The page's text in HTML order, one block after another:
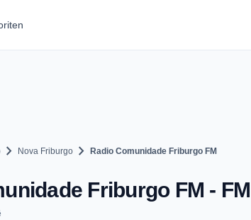
chevron_right Nova Friburgo chevron_right Radio Comunidade Friburgo FM
Friburgo FM -